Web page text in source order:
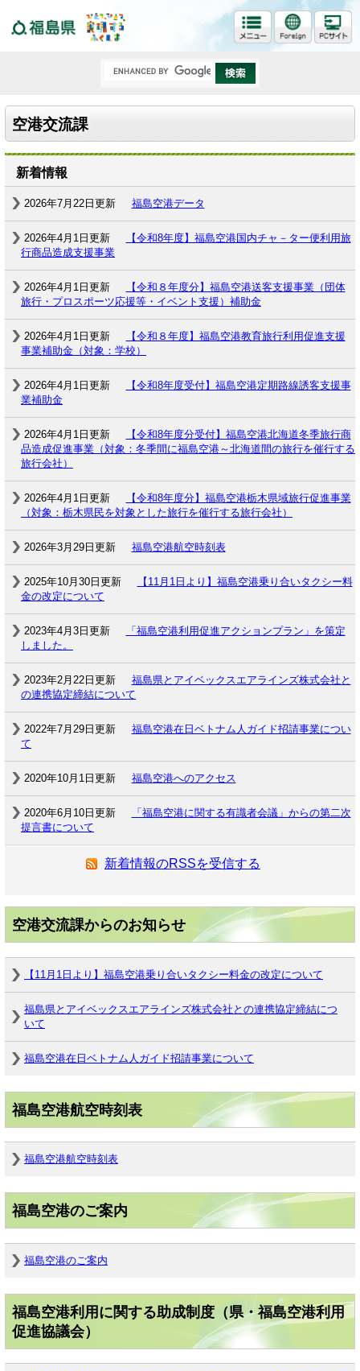
空港交流課
新着情報
2026年7月22日更新 福島空港データ
2026年4月1日更新
【令和8年度】福島空港国内チャ－ター便利用旅
行商品造成支援事業
2026年4月1日更新
【令和８年度分】福島空港送客支援事業（団体
旅行・プロスポーツ応援等・イベント支援）補助金
2026年4月1日更新
【令和８年度】福島空港教育旅行利用促進支援
事業補助金（対象：学校）
2026年4月1日更新
【令和8年度受付】福島空港定期路線誘客支援事
業補助金
2026年4月1日更新
【令和8年度分受付】福島空港北海道冬季旅行商
品造成促進事業（対象：冬季間に福島空港～北海道間の旅行を催行する
旅行会社）
2026年4月1日更新
【令和8年度分】福島空港栃木県域旅行促進事業
（対象：栃木県民を対象とした旅行を催行する旅行会社）
2026年3月29日更新 福島空港航空時刻表
2025年10月30日更新
【11月1日より】福島空港乗り合いタクシー料
金の改定について
2023年4月3日更新
「福島空港利用促進アクションプラン」を策定
しました。
2023年2月22日更新
福島県とアイベックスエアラインズ株式会社と
の連携協定締結について
2022年7月29日更新
福島空港在日ベトナム人ガイド招請事業につい
て
2020年10月1日更新 福島空港へのアクセス
2020年6月10日更新
「福島空港に関する有識者会議」からの第二次
提言書について
新着情報のRSSを受信する
空港交流課からのお知らせ
【11月1日より】福島空港乗り合いタクシー料金の改定について
福島県とアイベックスエアラインズ株式会社との連携協定締結につ
いて
福島空港在日ベトナム人ガイド招請事業について
福島空港航空時刻表
福島空港航空時刻表
福島空港のご案内
福島空港のご案内
福島空港利用に関する助成制度（県・福島空港利用
促進協議会）